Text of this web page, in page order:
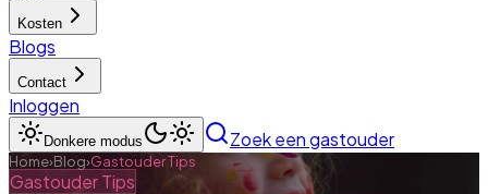
Kosten
Blogs
Contact
Inloggen
Donkere modus Zoek een gastouder
Home›Blog›Gastouder Tips
Gastouder Tips